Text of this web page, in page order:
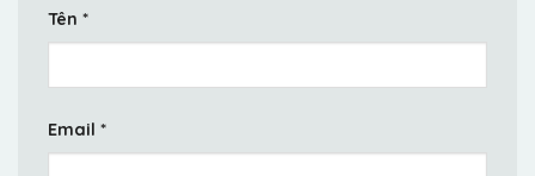
Tên *
Email *